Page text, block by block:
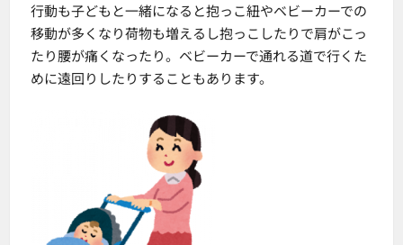
行動も子どもと一緒になると抱っこ紐やベビーカーでの
移動が多くなり荷物も増えるし抱っこしたりで肩がこっ
たり腰が痛くなったり。ベビーカーで通れる道で行くた
めに遠回りしたりすることもあります。